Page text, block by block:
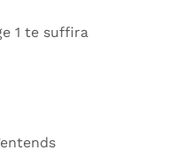
1 te suffira